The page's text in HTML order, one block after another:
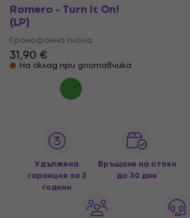
Romero - Turn It On!
(LP)
Грамофонна плоча
31,90 €
На склад при доставчика
Удължена
гаранция за 3
години
Връщане на стоки
до 30 дни